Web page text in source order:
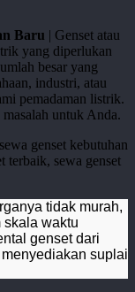
Baru | Genset atau
yang diperlukan
besar yang
industri, atau
pemadaman listrik.
untuk Anda.
tidak murah,
waktu
genset dari
suplai